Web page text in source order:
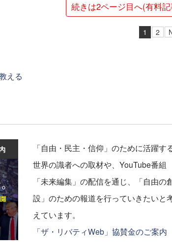
続きは2ページ目へ(有料
1 2
える
「自由・民主・信仰」のために活躍す
世界の識者への取材や、YouTube番組
「未来編集」の配信を通じ、「自由の
設」のための報道を行っていきたいと
えています。
「ザ・リバティWeb」協賛金のご案内